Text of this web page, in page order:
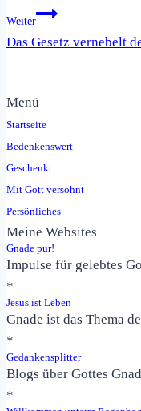
Weiter
Das Gesetz vernebelt
Menü
Startseite
Bedenkenswert
Geschenkt
Mit Gott versöhnt
Persönliches
Meine Websites
Gnade pur!
Impulse für gelebtes
*
Jesus ist Leben
Gnade ist das Thema
*
Gedankensplitter
Blogs über Gottes
*